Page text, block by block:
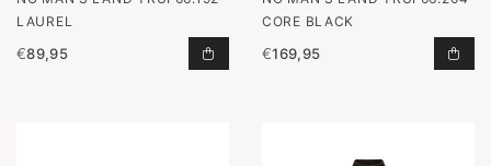
LAUREL
€89,95 TRUI 66.192 LAUREL TOEVOEGEN
CORE BLACK
€169,95